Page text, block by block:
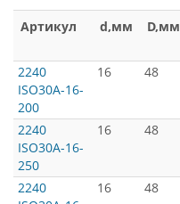
Артикул d,мм D,мм
2240
ISO30A-16-
200
16 48
2240
ISO30A-16-
250
16 48
2240
16 48